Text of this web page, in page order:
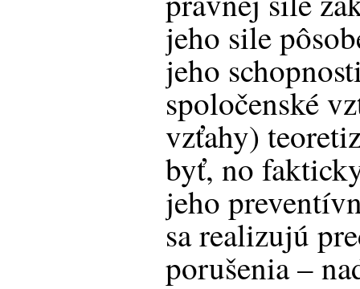
jeho sile
jeho
spoločenské
vzťahy)
byť, no
jeho
sa realizujú
porušenia –